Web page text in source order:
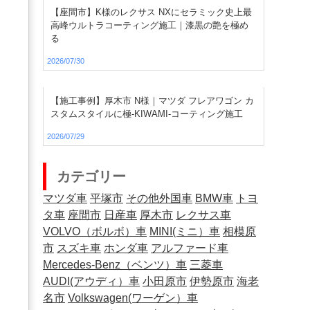
【座間市】K様のレクサス NXにセラミック史上最
高峰ウルトラコーティング施工｜漆黒の艶を極め
る
2026/07/30
【施工事例】厚木市 N様｜マツダ フレアワゴン カ
スタムスタイルに極-KIWAMI-コーティング施工
2026/07/29
カテゴリー
マツダ車 平塚市 その他外国車 BMW車 トヨ
タ車 座間市 日産車 厚木市 レクサス車
VOLVO（ボルボ）車 MINI(ミニ）車 相模原
市 スズキ車 ホンダ車 アルファード車
Mercedes-Benz（ベンツ）車 三菱車
AUDI(アウディ）車 小田原市 伊勢原市 海老
名市 Volkswagen(ワーゲン）車